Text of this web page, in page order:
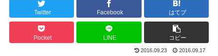
Twitter Facebook はてブ
Pocket LINE コピー
2016.09.23 2016.09.17